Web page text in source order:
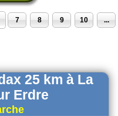
7 8 9 10 ...
25 km à La
Erdre